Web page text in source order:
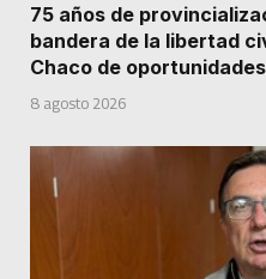
75 años de
bandera de la libertad
Chaco de
8 agosto 2026